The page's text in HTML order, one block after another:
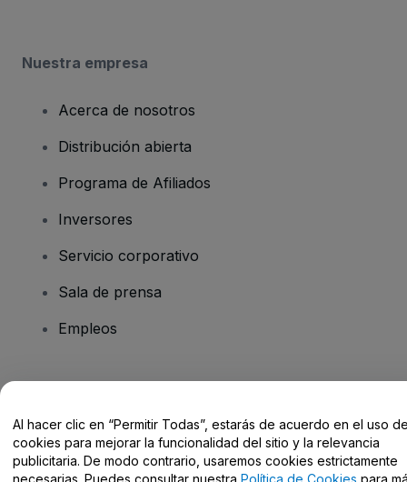
Nuestra empresa
Acerca de nosotros
Distribución abierta
Programa de Afiliados
Inversores
Servicio corporativo
Sala de prensa
Empleos
Centro de Ayuda / Contacto
Al hacer clic en “Permitir Todas”, estarás de acuerdo en el uso
cookies para mejorar la funcionalidad del sitio y la relevancia
publicitaria. De modo contrario, usaremos cookies estrictamente
necesarias. Puedes consultar nuestra Política de Cookies para